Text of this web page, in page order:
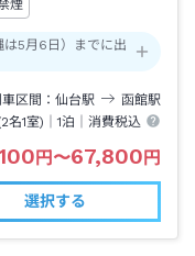
煙
5月6日）までに出
区間 仙台駅 函館駅
2名1室)｜1泊 ｜消費税込
円 〜67,800 円
選択する